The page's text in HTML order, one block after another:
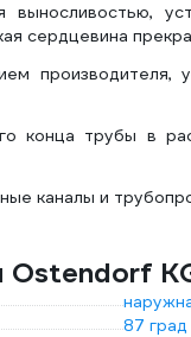
выносливостью,
сердцевина
производителя,
конца трубы в
каналы и
87 град